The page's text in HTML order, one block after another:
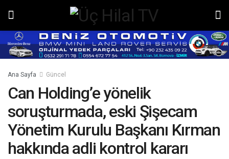
Ana Sayfa Güncel
Can Holding’e yönelik
soruşturmada, eski Şişecam
Yönetim Kurulu Başkanı Kırman
hakkında adli kontrol kararı